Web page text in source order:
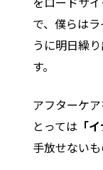
で、僕らは
うに明日繰
す。
アフターケ
とっては 「
手放せないも